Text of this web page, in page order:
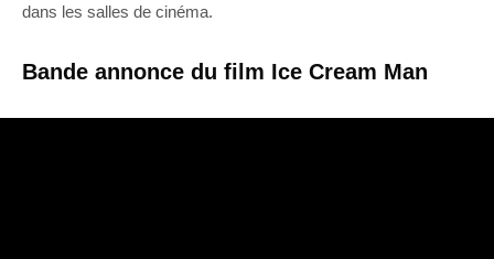
dans les salles de cinéma.
Bande annonce du film Ice Cream Man